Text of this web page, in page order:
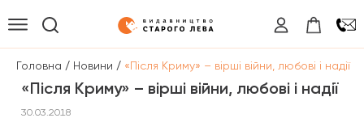
Головна / Новини / «Після Криму» – вірші війни, любові і надії
«Після Криму» – вірші війни, любові і надії
30.03.2018